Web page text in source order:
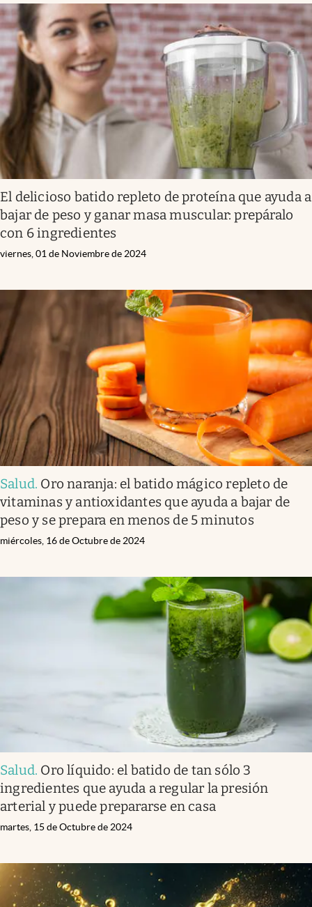
El delicioso batido repleto de proteína que ayuda a
bajar de peso y ganar masa muscular: prepáralo
con 6 ingredientes
viernes, 01 de Noviembre de 2024
Salud. Oro naranja: el batido mágico repleto de
vitaminas y antioxidantes que ayuda a bajar de
peso y se prepara en menos de 5 minutos
miércoles, 16 de Octubre de 2024
Salud. Oro líquido: el batido de tan sólo 3
ingredientes que ayuda a regular la presión
arterial y puede prepararse en casa
martes, 15 de Octubre de 2024